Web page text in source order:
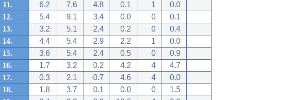
11.
6.2 7.6 4.8 0.1 1
0.0
12.
5.4 9.1 3.4 0.0 0
0.1
13.
3.2 5.1 2.4 0.2 0
0.4
14.
4.4 5.4 2.9 2.2 1
0.0
15.
3.6 5.4 2.4 0.5 0
0.9
16.
1.7 3.2 0.2 4.2 4
4.7
17.
0.3 2.1 -0.7 4.6 4
0.0
18.
1.8 3.7 0.1 0.0 0
1.5